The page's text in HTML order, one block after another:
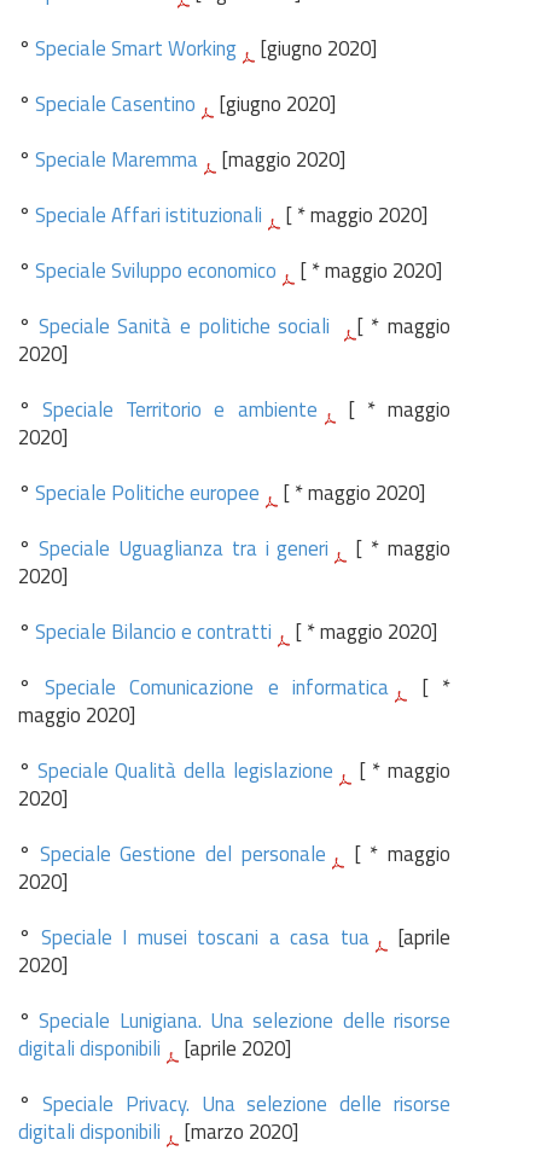
° Speciale Smart Working
[giugno 2020]
° Speciale Casentino
[giugno 2020]
° Speciale Maremma
[maggio 2020]
° Speciale Affari istituzionali
[ * maggio 2020]
° Speciale Sviluppo economico
[ * maggio 2020]
° Speciale Sanità e politiche sociali
[ * maggio
2020]
°Speciale Territorio e ambiente
[ * maggio
2020]
° Speciale Politiche europee
[ * maggio 2020]
° Speciale Uguaglianza tra i generi
[ * maggio
2020]
° Speciale Bilancio e contratti
[ * maggio 2020]
° Speciale Comunicazione e informatica
[ *
maggio 2020]
° Speciale Qualità della legislazione
[ * maggio
2020]
° Speciale Gestione del personale
[ * maggio
2020]
° Speciale I musei toscani a casa tua
[aprile
2020]
°Speciale Lunigiana. Una selezione delle risorse
digitali disponibili
[aprile 2020]
° Speciale Privacy. Una selezione delle risorse
digitali disponibili
[marzo 2020]